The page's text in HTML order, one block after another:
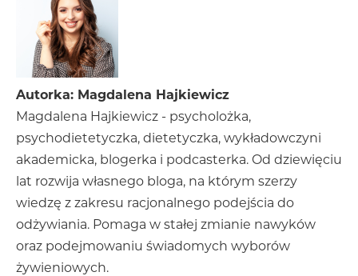
Autorka: Magdalena Hajkiewicz
Magdalena Hajkiewicz - psycholożka,
psychodietetyczka, dietetyczka, wykładowczyni
akademicka, blogerka i podcasterka. Od dziewięciu
lat rozwija własnego bloga, na którym szerzy
wiedzę z zakresu racjonalnego podejścia do
odżywiania. Pomaga w stałej zmianie nawyków
oraz podejmowaniu świadomych wyborów
żywieniowych.